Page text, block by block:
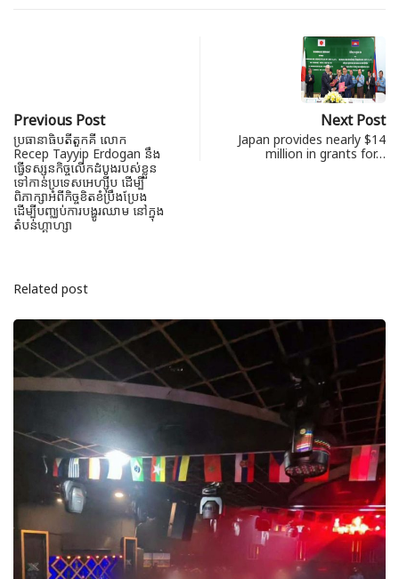
Previous Post
ប្រធានាធិបតីតួកគី លោក
Recep Tayyip Erdogan នឹង
ធ្វើទស្សនកិច្ចលើកដំបូង​របស់ខ្លួន
ទៅកាន់​ប្រទេសអេហ្ស៊ីប ដើម្បី
ពិភាក្សាអំពីកិច្ចខិតខំប្រឹងប្រែង
ដើម្បីបញ្ឈប់ការបង្ហូរឈាម នៅក្នុង
តំបន់ហ្គា​ហ្សា
Next Post
Japan provides nearly $14
million in grants for…
Related post
ព័ត៌មាន